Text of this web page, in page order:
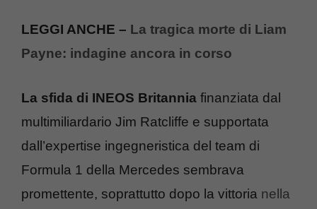
LEGGI ANCHE – La tragica morte di Liam
Payne: indagine ancora in corso
La sfida di INEOS Britannia finanziata dal
multimiliardario Jim Ratcliffe e supportata
dall’expertise ingegneristica del team di
Formula 1 della Mercedes sembrava
promettente, soprattutto dopo la vittoria nella